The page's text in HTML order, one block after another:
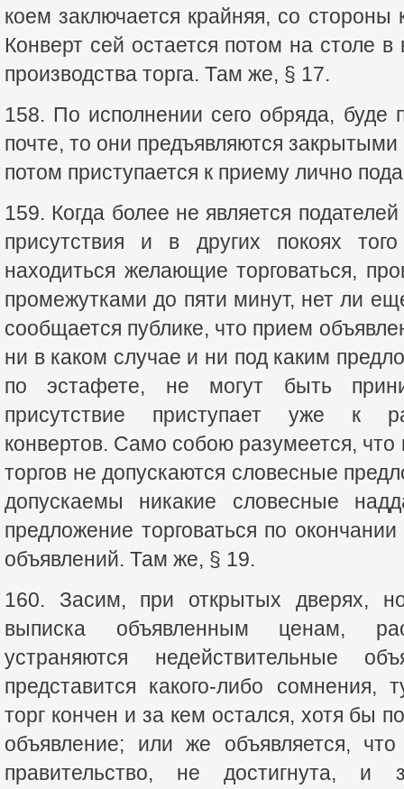
коем заключается крайняя, со стороны
Конверт сей остается потом на столе
производства торга. Там же, § 17.
158. По исполнении сего обряда, буде
почте, то они предъявляются
потом приступается к приему лично
159. Когда более не является
присутствия и в других покоях
находиться желающие торговаться,
промежутками до пяти минут, нет ли
сообщается публике, что прием
ни в каком случае и ни под каким
по эстафете, не могут быть
присутствие приступает уже к
конвертов. Само собою разумеется, что
торгов не допускаются словесные
допускаемы никакие словесные
предложение торговаться по
объявлений. Там же, § 19.
160. Засим, при открытых дверях,
выписка объявленным ценам,
устраняются недействительные
представится какого-либо сомнения,
торг кончен и за кем остался, хотя бы
объявление; или же объявляется,
правительство, не достигнута, и